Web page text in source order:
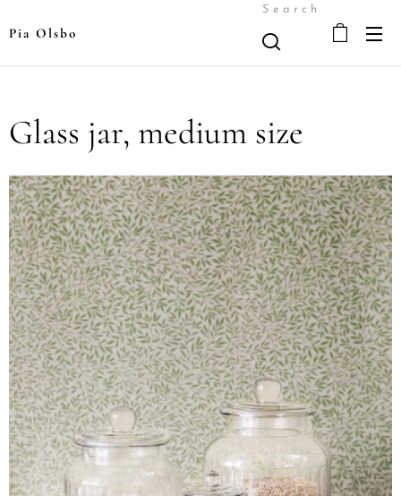
Pia Olsbo
Search
Glass jar, medium size